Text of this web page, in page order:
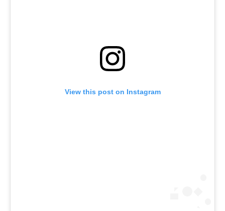
View this post on Instagram